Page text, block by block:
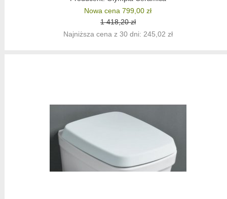
Nowa cena 799,00 zł
1 418,20 zł
Najniższa cena z 30 dni: 245,02 zł